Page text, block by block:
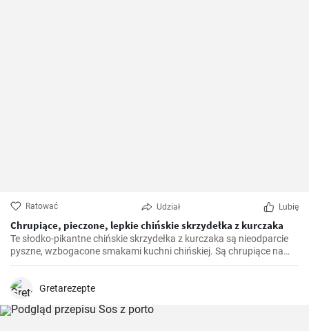
Ratować Udział Lubię
Chrupiące, pieczone, lepkie chińskie skrzydełka z kurczaka
Te słodko-pikantne chińskie skrzydełka z kurczaka są nieodparcie
pyszne, wzbogacone smakami kuchni chińskiej. Są chrupiące na
zewnątrz, a jednocześnie soczyste w środku. Idealne jako dodatek
Gretarezepte